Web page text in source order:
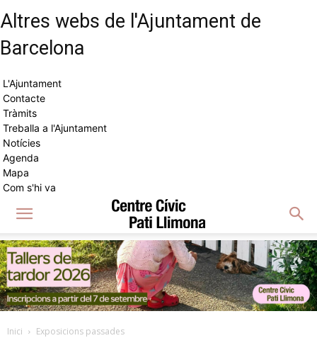
Altres webs de l'Ajuntament de
Barcelona
L'Ajuntament
Contacte
Tràmits
Treballa a l'Ajuntament
Notícies
Agenda
Mapa
Com s'hi va
Inici Exposicions passades